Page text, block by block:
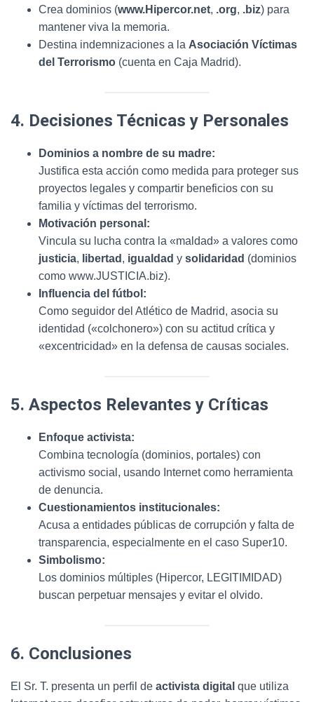
Crea dominios (www.Hipercor.net, .org, .biz) para
mantener viva la memoria.
Destina indemnizaciones a la Asociación Víctimas
del Terrorismo (cuenta en Caja Madrid).
4. Decisiones Técnicas y Personales
Dominios a nombre de su madre:
Justifica esta acción como medida para proteger sus
proyectos legales y compartir beneficios con su
familia y víctimas del terrorismo.
Motivación personal:
Vincula su lucha contra la «maldad» a valores como
justicia, libertad , igualdad y solidaridad (dominios
como www.JUSTICIA.biz).
Influencia del fútbol:
Como seguidor del Atlético de Madrid, asocia su
identidad («colchonero») con su actitud crítica y
«excentricidad» en la defensa de causas sociales.
5. Aspectos Relevantes y Críticas
Enfoque activista:
Combina tecnología (dominios, portales) con
activismo social, usando Internet como herramienta
de denuncia.
Cuestionamientos institucionales:
Acusa a entidades públicas de corrupción y falta de
transparencia, especialmente en el caso Super10.
Simbolismo:
Los dominios múltiples (Hipercor, LEGITIMIDAD)
buscan perpetuar mensajes y evitar el olvido.
6. Conclusiones
El Sr. T. presenta un perfil de activista digital que utiliza